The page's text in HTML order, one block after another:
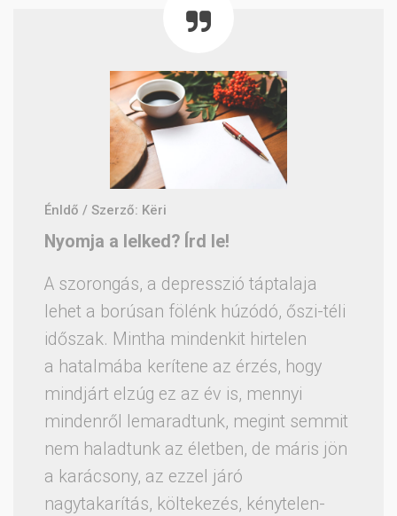
ÉnIdő / Szerző: Këri
Nyomja a lelked? Írd le!
A szorongás, a depresszió táptalaja
lehet a borúsan fölénk húzódó, őszi-téli
időszak. Mintha mindenkit hirtelen
a hatalmába kerítene az érzés, hogy
mindjárt elzúg ez az év is, mennyi
mindenről lemaradtunk, megint semmit
nem haladtunk az életben, de máris jön
a karácsony, az ezzel járó
nagytakarítás, költekezés, kénytelen-